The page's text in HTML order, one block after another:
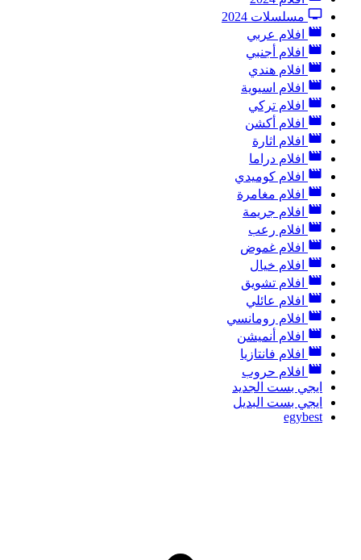
مسلسلات 2024
افلام عربي
افلام أجنبي
افلام هندي
افلام اسيوية
افلام تركي
افلام أكشن
افلام اثارة
افلام دراما
افلام كوميدي
افلام مغامرة
افلام جريمة
افلام رعب
افلام غموض
افلام خيال
افلام تشويق
افلام عائلي
افلام رومانسي
افلام أنميشن
افلام فانتازيا
افلام حروب
ايجي بست الجديد
ايجي بست البديل
egybest